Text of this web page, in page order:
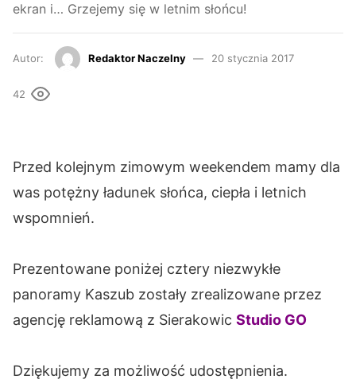
ekran i… Grzejemy się w letnim słońcu!
Autor: Redaktor Naczelny 20 stycznia 2017
42
Przed kolejnym zimowym weekendem mamy dla
was potężny ładunek słońca, ciepła i letnich
wspomnień.
Prezentowane poniżej cztery niezwykłe
panoramy Kaszub zostały zrealizowane przez
agencję reklamową z Sierakowic Studio GO
Dziękujemy za możliwość udostępnienia.